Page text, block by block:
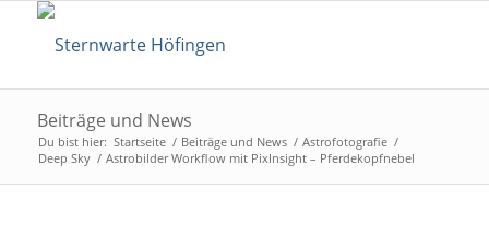
Beiträge und News
Du bist hier: Startseite / Beiträge und News / Astrofotografie /
Deep Sky / Astrobilder Workflow mit PixInsight – Pferdekopfnebel